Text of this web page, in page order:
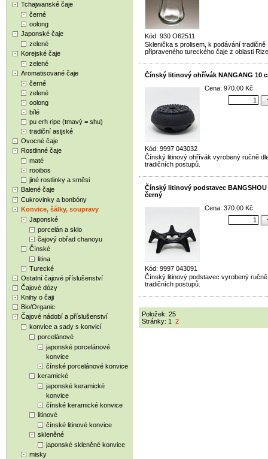
Tchajwanské čaje
černé
oolong
Japonské čaje
zelené
Korejské čaje
zelené
Aromatisované čaje
černé
zelené
oolong
bílé
pu erh ripe (tmavý = shu)
tradiční asijské
Ovocné čaje
Rostlinné čaje
maté
rooibos
jiné rostlinky a směsi
Balené čaje
Cukrovinky a bonbóny
Konvice, šálky, soupravy
Japonské
porcelán a sklo
čajový obřad chanoyu
Čínské
litina
Turecké
Ostatní čajové příslušenství
Čajové dózy
Knihy o čaji
Bio/Organic
Čajové nádobí a příslušenství
konvice a sady s konvicí
porcelánové
japonské porcelánové
konvice
čínské porcelánové konvice
keramické
japonské keramické
konvice
čínské keramické konvice
litinové
čínské litinové konvice
skleněné
japonské skleněné konvice
misky
Kód: 930 O62511
Sklenička s prolisem, k podávání tradičně
připraveného tureckého čaje z oblasti
Čínský litinový ohřívák NANGANG 10
Kód: 9997 043032
Cena: 970.00 Kč
Čínský litinový ohřívák vyrobený ručně
tradičních postupů.
Čínský litinový podstavec BANGSHOU
černý
Kód: 9997 043091
Cena: 370.00 Kč
Čínský litinový podstavec vyrobený ručně
tradičních postupů.
Položek: 25
Stránky: 1 2